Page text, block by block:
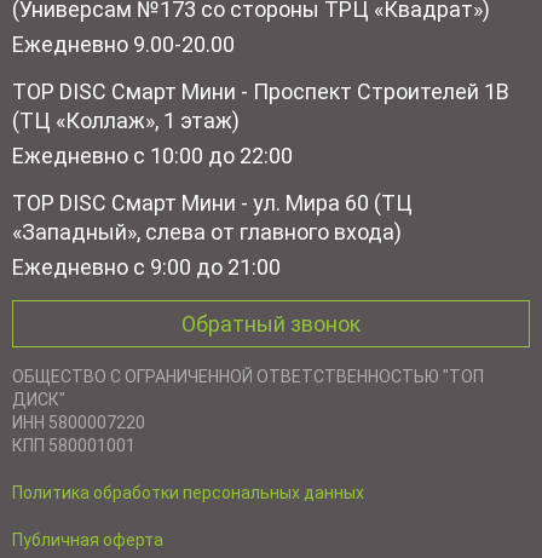
(Универсам №173 со стороны ТРЦ «Квадрат»)
Ежедневно 9.00-20.00
TOP DISC Смарт Мини - Проспект Строителей 1В
(ТЦ «Коллаж», 1 этаж)
Ежедневно с 10:00 до 22:00
TOP DISC Смарт Мини - ул. Мира 60 (ТЦ
«Западный», слева от главного входа)
Ежедневно с 9:00 до 21:00
Обратный звонок
ОБЩЕСТВО С ОГРАНИЧЕННОЙ ОТВЕТСТВЕННОСТЬЮ "ТОП
ДИСК"
ИНН 5800007220
КПП 580001001
Политика обработки персональных данных
Публичная оферта